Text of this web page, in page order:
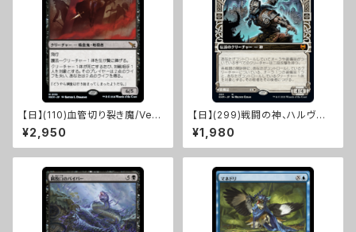
【日】(110)血管切り裂き魔/Vein
Ripper [MKM]
¥2,950
【日】(299)戦闘の神、ハルヴァ
ール/Halvar, God of Battle
[KHM]
¥1,980